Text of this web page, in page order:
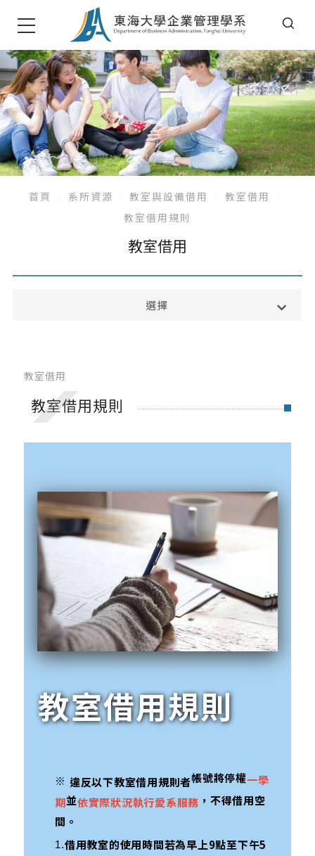
首頁 系所資源 教室與設備借用
教室借用
教室借用規則
教室借用
選擇
教室與設備借用
產學合作
創櫃板推薦
系屬中心
教室借用
教室借用規則
教室借用規則
※ 違反以下教室借用規則者帳號將停權一學
期並依實際狀況執行愛系服務 ，不得借用空
間。
1.借用教室的使用時間若為早上9點至下午5